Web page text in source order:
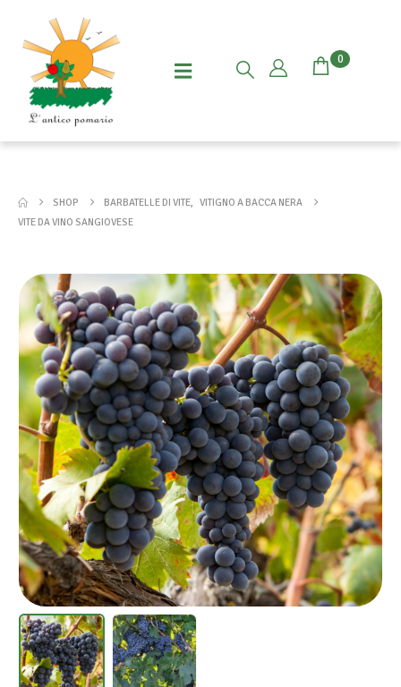
0
SHOP BARBATELLE DI VITE, VITIGNO A BACCA NERA
VITE DA VINO SANGIOVESE